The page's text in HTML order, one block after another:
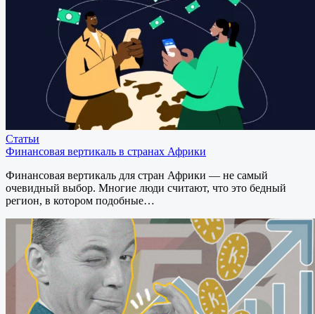
Статьи
Финансовая вертикаль в странах Африки
Финансовая вертикаль для стран Африки — не самый
очевидный выбор. Многие люди считают, что это бедный
регион, в котором подобные…